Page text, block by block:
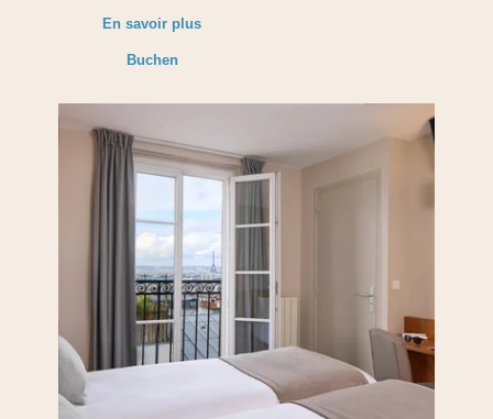
En savoir plus
Buchen